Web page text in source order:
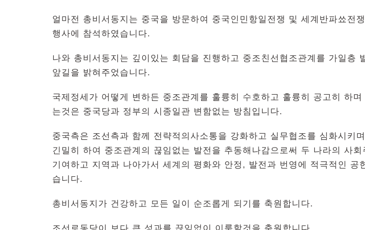
얼마전 총비서동지는 중국을 방문하여 중국인민항일전쟁 및 세계반파쑈전
행사에 참석하였습니다.
나와 총비서동지는 깊이있는 회담을 진행하고 중조친선협조관계를 가일층
앞길을 밝혀주었습니다.
국제정세가 어떻게 변하든 중조관계를 훌륭히 수호하고 훌륭히 공고히 하며
는것은 중국당과 정부의 시종일관 변함없는 방침입니다.
중국측은 조선측과 함께 전략적의사소통을 강화하고 실무협조를 심화시키
긴밀히 하여 중조관계의 끊임없는 발전을 추동해나감으로써 두 나라의 사회
기여하고 지역과 나아가서 세계의 평화와 안정, 발전과 번영에 적극적인 공
습니다.
총비서동지가 건강하고 모든 일이 순조롭게 되기를 축원합니다.